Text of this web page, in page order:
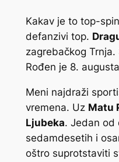
Kakav je to top-
defanzivi top.
zagrebačkog
Rođen je 8.
Meni najdraži
vremena. Uz Matu
Ljubeka. Jedan od
sedamdesetih i
oštro suprotstaviti